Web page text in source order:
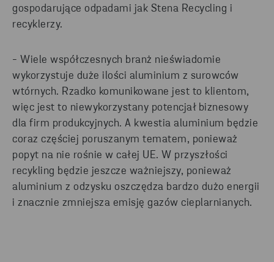
gospodarujące odpadami jak Stena Recycling i
recyklerzy.
- Wiele współczesnych branż nieświadomie
wykorzystuje duże ilości aluminium z surowców
wtórnych. Rzadko komunikowane jest to klientom,
więc jest to niewykorzystany potencjał biznesowy
dla firm produkcyjnych. A kwestia aluminium będzie
coraz częściej poruszanym tematem, ponieważ
popyt na nie rośnie w całej UE. W przyszłości
recykling będzie jeszcze ważniejszy, ponieważ
aluminium z odzysku oszczędza bardzo dużo energii
i znacznie zmniejsza emisję gazów cieplarnianych.